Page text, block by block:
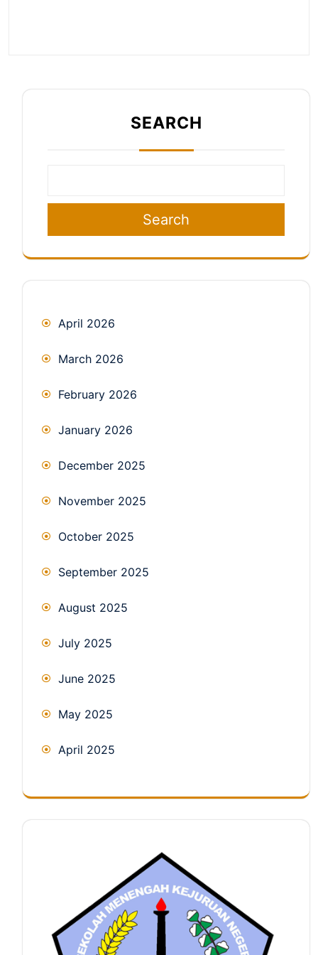
SEARCH
Search
April 2026
March 2026
February 2026
January 2026
December 2025
November 2025
October 2025
September 2025
August 2025
July 2025
June 2025
May 2025
April 2025